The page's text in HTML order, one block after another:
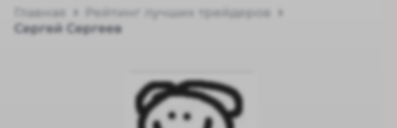
Главная
Рейтинг лучших трейдеров
Сергей Сергеев